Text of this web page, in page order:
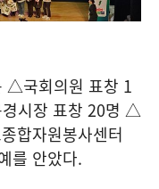
△국회의원 표창 1
시장 표창 20명 △
합자원봉사센터
를 안았다.